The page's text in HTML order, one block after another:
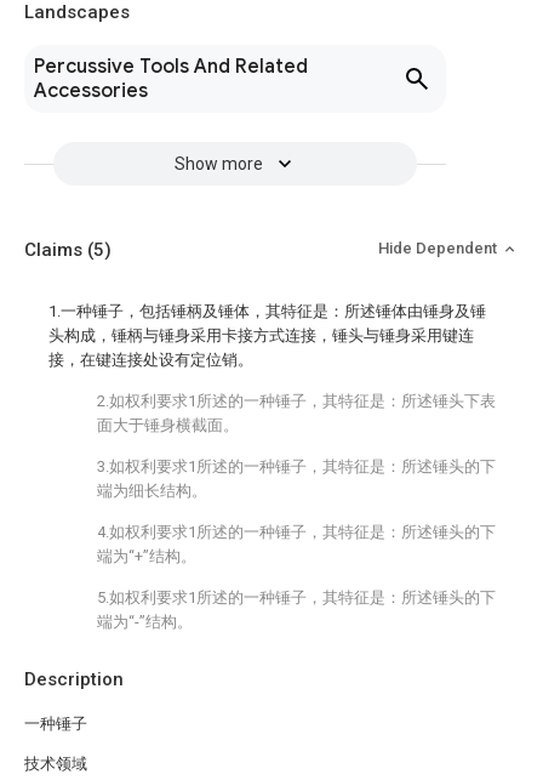
Landscapes
Percussive Tools And Related
Accessories
Show more
Description
一种锤子
技术领域
Claims (5) Hide Dependent
1.一种锤子，包括锤柄及锤体，其特征是：所述锤体由锤身及锤
头构成，锤柄与锤身采用卡接方式连接，锤头与锤身采用键连
接，在键连接处设有定位销。
2.如权利要求1所述的一种锤子，其特征是：所述锤头下表
面大于锤身横截面。
3.如权利要求1所述的一种锤子，其特征是：所述锤头的下
端为细长结构。
4.如权利要求1所述的一种锤子，其特征是：所述锤头的下
端为“+”结构。
5.如权利要求1所述的一种锤子，其特征是：所述锤头的下
端为“-”结构。